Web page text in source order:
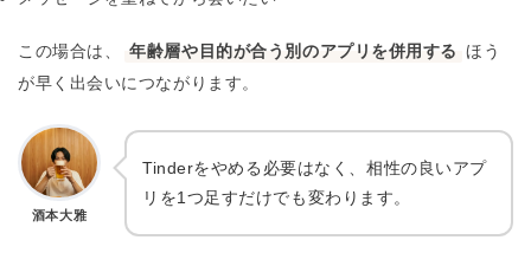
この場合は、 年齢層や目的が合う別のアプリを併用する ほう
が早く出会いにつながります。
酒本大雅
Tinderをやめる必要はなく、相性の良いアプ
リを1つ足すだけでも変わります。